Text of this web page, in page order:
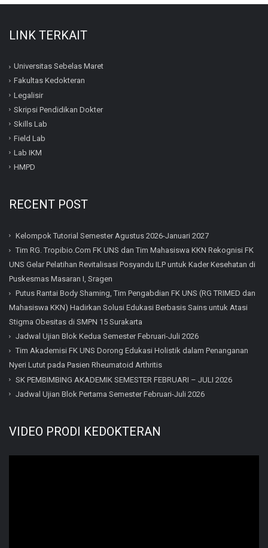
LINK TERKAIT
Universitas Sebelas Maret
Fakultas Kedokteran
Legalisir
Skripsi Pendidikan Dokter
Skills Lab
Field Lab
Lab IKM
HMPD
RECENT POST
Kelompok Tutorial Semester Agustus 2026-Januari 2027
Tim RG. Tropibio.Com FK UNS dan Tim Mahasiswa KKN Rekognisi FK
UNS Gelar Pelatihan Revitalisasi Posyandu ILP untuk Kader Kesehatan di
Puskesmas Masaran I, Sragen
Putus Rantai Body Shaming, Tim Pengabdian FK UNS (RG TRIMED dan
Mahasiswa KKN) Hadirkan Solusi Edukasi Berbasis Sains untuk Atasi
Stigma Obesitas di SMPN 15 Surakarta
Jadwal Ujian Blok Kedua Semester Februari-Juli 2026
Tim Akademisi FK UNS Dorong Edukasi Holistik dalam Penanganan
Nyeri Lutut pada Pasien Rheumatoid Arthritis
SK PEMBIMBING AKADEMIK SEMESTER FEBRUARI – JULI 2026
Jadwal Ujian Blok Pertama Semester Februari-Juli 2026
VIDEO PRODI KEDOKTERAN